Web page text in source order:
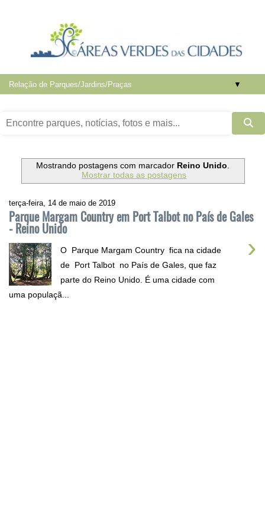
▼
Mostrando postagens com marcador Reino Unido.
Mostrar todas as postagens
terça-feira, 14 de maio de 2019
Parque Margam Country em Port Talbot no País de Gales
- Reino Unido
›
O Parque Margam Country fica na cidade
de Port Talbot no País de Gales, que faz
parte do Reino Unido. É uma cidade com
uma populaçã...